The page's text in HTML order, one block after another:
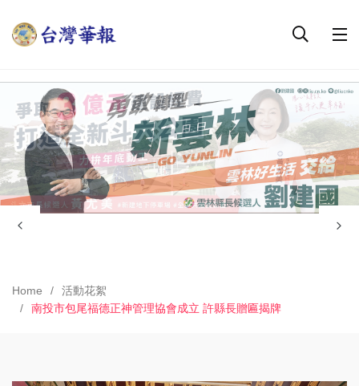
Home
活動花絮
南投市包尾福德正神管理協會成立 許縣長贈匾揭牌